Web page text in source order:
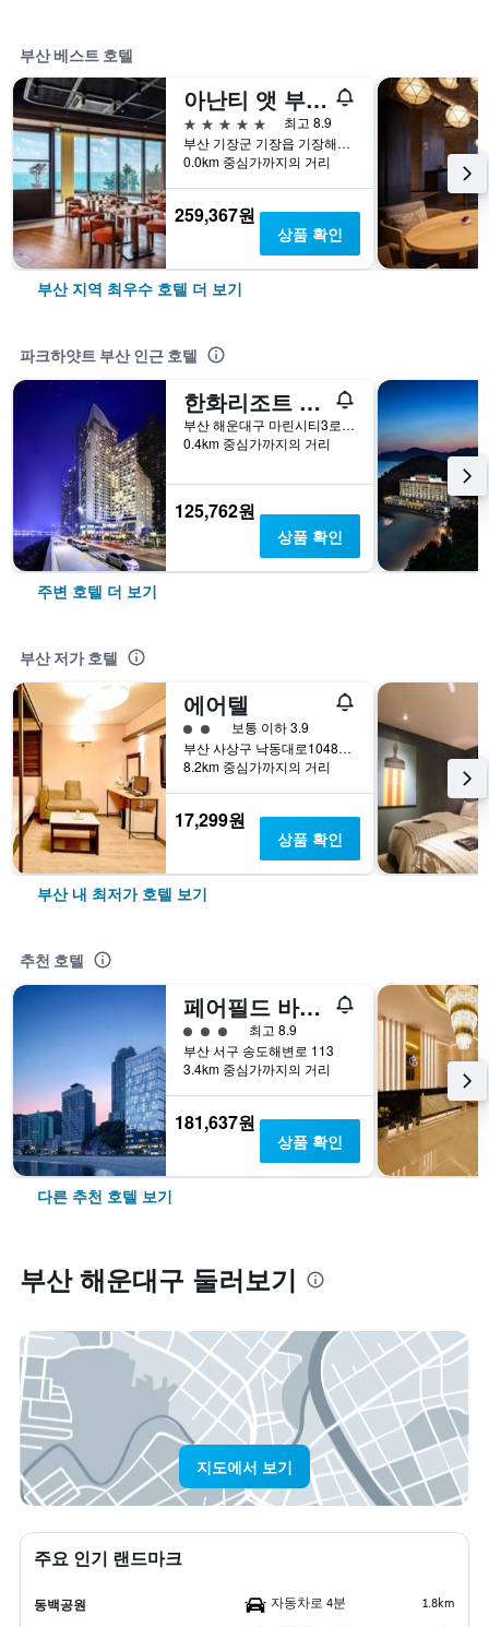
부산 베스트 호텔
아난티 앳 부산 코브
5성급
최고 8.9
부산 기장군 기장읍 기장해안로 268-32
0.0km 중심가까지의 거리
259,367원
상품 확인
부산 지역 최우수 호텔 더 보기
파크하얏트 부산 인근 호텔
한화리조트 해운대
부산 해운대구 마린시티3로 52
0.4km 중심가까지의 거리
125,762원
상품 확인
주변 호텔 더 보기
부산 저가 호텔
에어텔
2​성급
보통 이하 3.9
부산 사상구 낙동대로1048번길 36 (감전동, 경도정공)
8.2km 중심가까지의 거리
17,299원
상품 확인
부산 내 최저가 호텔 보기
추천 호텔
페어필드 바이 메리어트 부산 송도 비치
3​성급
최고 8.9
부산 서구 송도해변로 113
3.4km 중심가까지의 거리
181,637원
상품 확인
다른 추천 호텔 보기
부산 해운대구 둘러보기
지도에서 보기
주요 인기 랜드마크
동백공원 자동차로 4분 1.8km